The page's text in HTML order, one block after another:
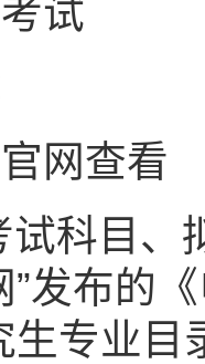
试
网查看
科目、
发布的
生专业目